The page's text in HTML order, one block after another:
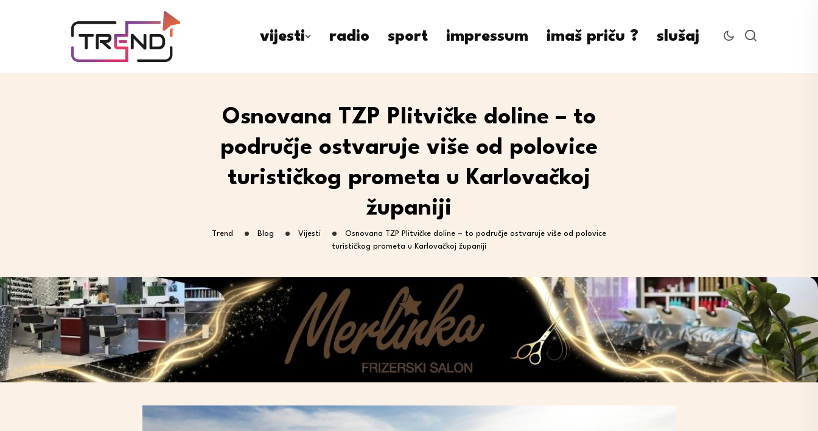
vijesti radio sport impressum imaš priču ? slušaj
Osnovana TZP Plitvičke doline – to
područje ostvaruje više od polovice
turističkog prometa u Karlovačkoj
županiji
Trend Blog Vijesti
Osnovana TZP Plitvičke doline – to područje ostvaruje više od polovice
turističkog prometa u Karlovačkoj županiji